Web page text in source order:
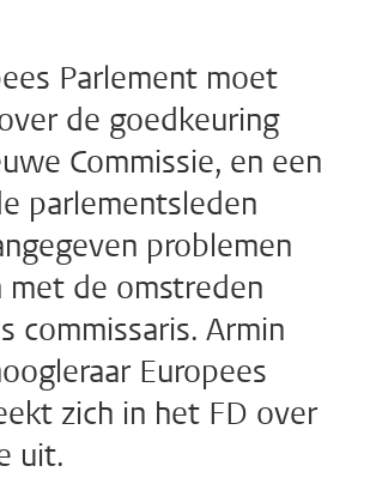
Parlement moet
de goedkeuring
Commissie, en een
parlementsleden
problemen
de omstreden
commissaris. Armin
Europees
zich in het FD over
uit.